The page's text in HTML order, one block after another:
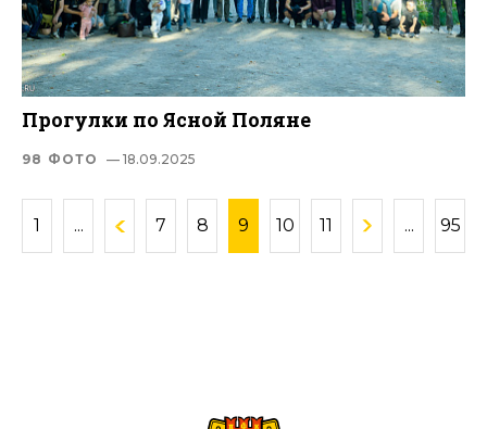
Прогулки по Ясной Поляне
98 ФОТО — 18.09.2025
1 ... 7 8 9 10 11 ... 95